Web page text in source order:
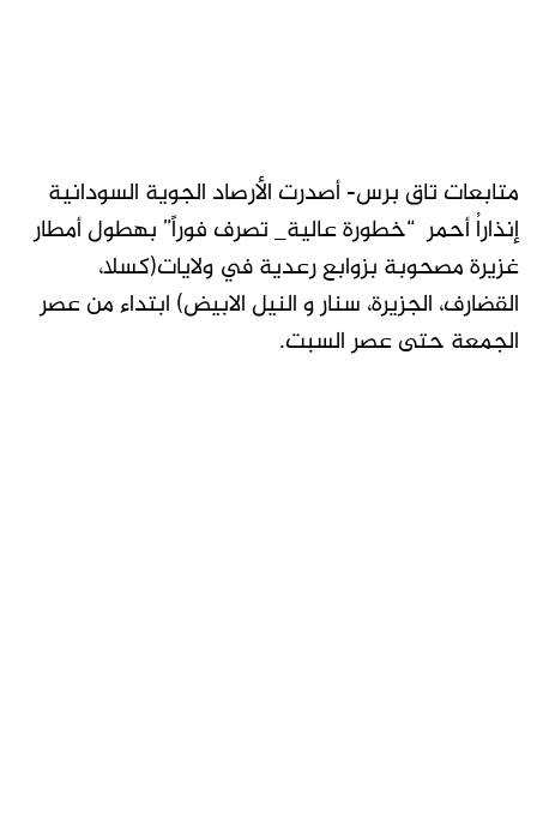
متابعات تاق برس- أصدرت الأرصاد الجوية السودانية
إنذاراُ أحمر “خطورة عالية_ تصرف فوراً” بهطول أمطار
غزيرة مصحوبة بزوابع رعدية في ولايات(كسلا،
القضارف، الجزيرة، سنار و النيل الابيض) ابتداء من عصر
الجمعة حتى عصر السبت.